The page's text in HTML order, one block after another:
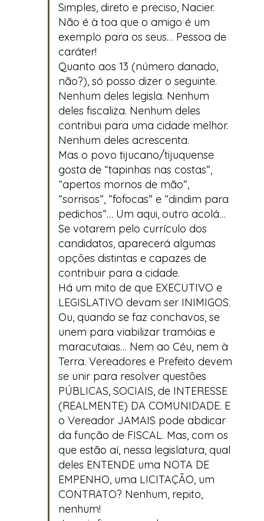
Simples, direto e preciso, Nacier.
Não é à toa que o amigo é um
exemplo para os seus… Pessoa de
caráter!
Quanto aos 13 (número danado,
não?), só posso dizer o seguinte.
Nenhum deles legisla. Nenhum
deles fiscaliza. Nenhum deles
contribui para uma cidade melhor.
Nenhum deles acrescenta.
Mas o povo tijucano/tijuquense
gosta de “tapinhas nas costas”,
“apertos mornos de mão”,
“sorrisos”, “fofocas” e “dindim para
pedichos”… Um aqui, outro acolá…
Se votarem pelo currículo dos
candidatos, aparecerá algumas
opções distintas e capazes de
contribuir para a cidade.
Há um mito de que EXECUTIVO e
LEGISLATIVO devam ser INIMIGOS.
Ou, quando se faz conchavos, se
unem para viabilizar tramóias e
maracutaias… Nem ao Céu, nem à
Terra. Vereadores e Prefeito devem
se unir para resolver questões
PÚBLICAS, SOCIAIS, de INTERESSE
(REALMENTE) DA COMUNIDADE. E
o Vereador JAMAIS pode abdicar
da função de FISCAL. Mas, com os
que estão aí, nessa legislatura, qual
deles ENTENDE uma NOTA DE
EMPENHO, uma LICITAÇÃO, um
CONTRATO? Nenhum, repito,
nenhum!